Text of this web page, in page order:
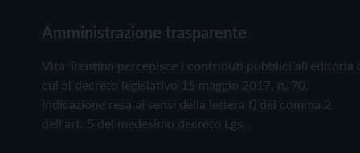
Amministrazione trasparente
Vita Trentina percepisce i contributi pubblici all'editoria
cui al decreto legislativo 15 maggio 2017, n. 70.
Indicazione resa ai sensi della lettera f) del comma 2
dell'art. 5 del medesimo decreto Lgs.